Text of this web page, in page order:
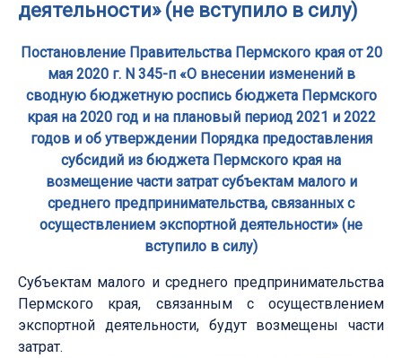
деятельности» (не вступило в силу)
Постановление Правительства Пермского края от 20
мая 2020 г. N 345-п «О внесении изменений в
сводную бюджетную роспись бюджета Пермского
края на 2020 год и на плановый период 2021 и 2022
годов и об утверждении Порядка предоставления
субсидий из бюджета Пермского края на
возмещение части затрат субъектам малого и
среднего предпринимательства, связанных с
осуществлением экспортной деятельности» (не
вступило в силу)
Субъектам малого и среднего предпринимательства
Пермского края, связанным с осуществлением
экспортной деятельности, будут возмещены части
затрат.